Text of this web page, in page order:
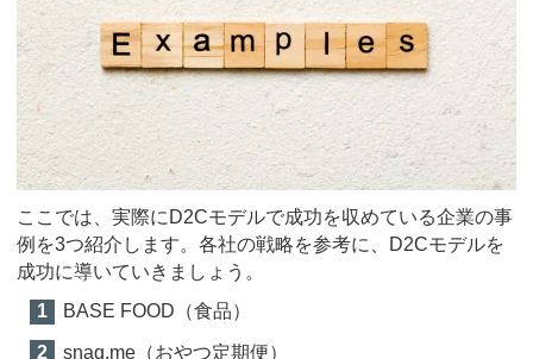
ここでは、実際にD2Cモデルで成功を収めている企業の事
例を3つ紹介します。各社の戦略を参考に、D2Cモデルを
成功に導いていきましょう。
BASE FOOD（食品）
snaq.me（おやつ定期便）